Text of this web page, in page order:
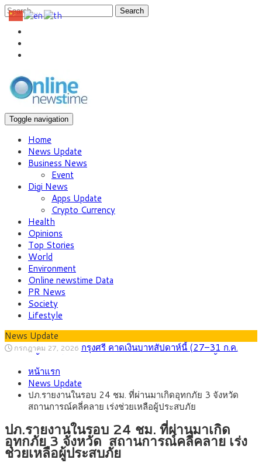
Search
Toggle navigation
Home
News Update
Business News
Event
Digi News
Apps Update
Crypto Currency
Health
Opinions
Top Stories
World
Environment
Online newstime Data
PR News
Society
Lifestyle
News Update
กรกฎาคม 27, 2026 กรุงศรี คาดเงินบาทสัปดาห์นี้ (27–31 ก.ค.
หน้ารถไฟฟ้าสงขลา โมโนเรล 12.54 กม. เชื่อมเมืองหาดใหญ่
สิงหาคม 4, 2026
รายหัวเพียง 2,618 บาท เสนอทบทวนจัดสรรงบให้สอดคล้องภาระ
งานจริง
สิงหาคม 3, 2026 กรุงศรี คาดเงินบาทสัปดาห์นี้ซื้อขายในกรอบ
33.00-33.60 ติดตามข้อมูลจ้างงานสหรัฐฯ
สิงหาคม 1, 2026 “เอกนิติ” เปิดเครื่องยนต์เศรษฐกิจใหม่ของไทย
เดินหน้า 5 ยุทธศาสตร์ รื้อโครงสร้างเศรษฐกิจ ดันไทยโตเต็ม
ศักยภาพ
กรกฎาคม 27, 2026 ภัยเงียบใกล้ตัวเด็ก LSD “แสตมป์เมา” ยาเสพ
ติดลายการ์ตูน กรมศุลกากร เตือนผู้ปกครองเฝ้าระวัง หลังยึดล็อต
ใหญ่จากเยอรมนี
หน้าแรก
News Update
ปภ.รายงานในรอบ 24 ชม. ที่ผ่านมาเกิดอุทกภัย 3 จังหวัด
สถานการณ์คลี่คลาย เร่งช่วยเหลือผู้ประสบภัย
ปภ.รายงานในรอบ 24 ชม. ที่ผ่านมาเกิด
อุทกภัย 3 จังหวัด สถานการณ์คลี่คลาย เร่ง
ช่วยเหลือผู้ประสบภัย